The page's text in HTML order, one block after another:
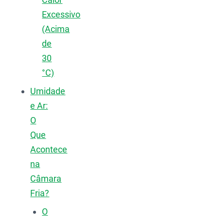
Excessivo
(Acima
de
30
°C)
Umidade
e Ar:
O
Que
Acontece
na
Câmara
Fria?
O